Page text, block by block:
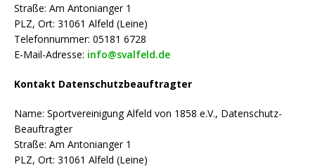
Straße: Am Antonianger 1
PLZ, Ort: 31061 Alfeld (Leine)
Telefonnummer: 05181 6728
E-Mail-Adresse: info@svalfeld.de
Kontakt Datenschutzbeauftragter
Name: Sportvereinigung Alfeld von 1858 e.V., Datenschutz-
Beauftragter
Straße: Am Antonianger 1
PLZ, Ort: 31061 Alfeld (Leine)